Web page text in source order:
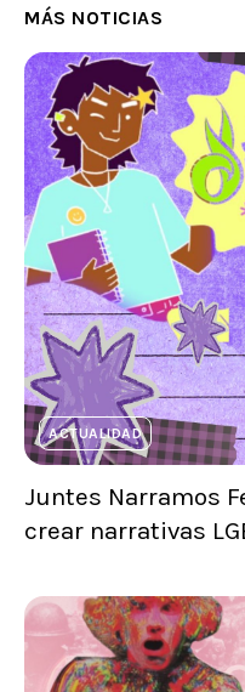
MÁS NOTICIAS
ACTUALIDAD
Juntes Narramos
crear narrativas